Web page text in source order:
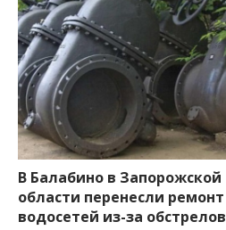
В Балабино в Запорожской
области перенесли ремонт
водосетей из-за обстрелов